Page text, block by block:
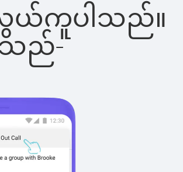
လွယ်ကူပါသည်။
သည်-